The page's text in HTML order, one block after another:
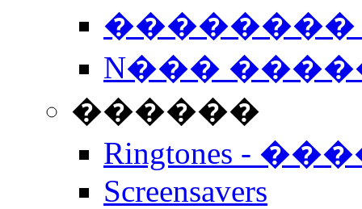
��������
N���
������
Ringtones -
Screensavers